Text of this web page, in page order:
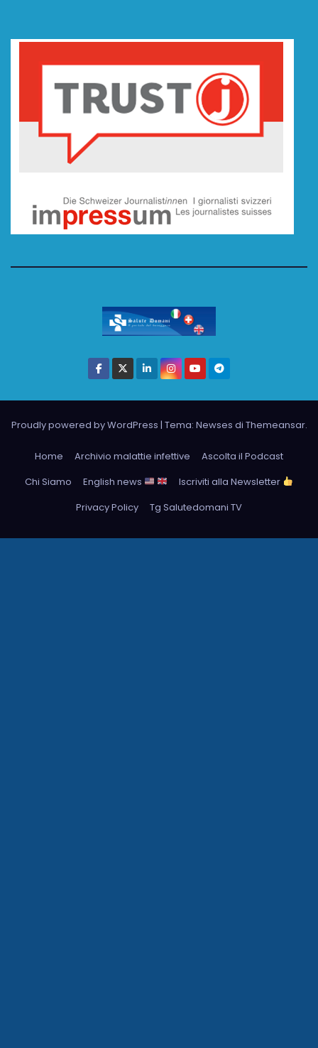
Proudly powered by WordPress | Tema: Newses di Themeansar.
Home Archivio malattie infettive
Ascolta il Podcast
Chi Siamo
English news
Iscriviti alla Newsletter
Privacy Policy
Tg Salutedomani TV